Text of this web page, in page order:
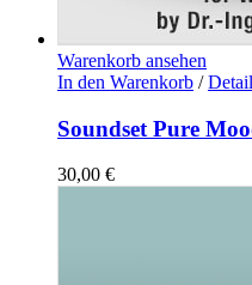
Warenkorb ansehen
In den Warenkorb /
Soundset Pure
30,00 €